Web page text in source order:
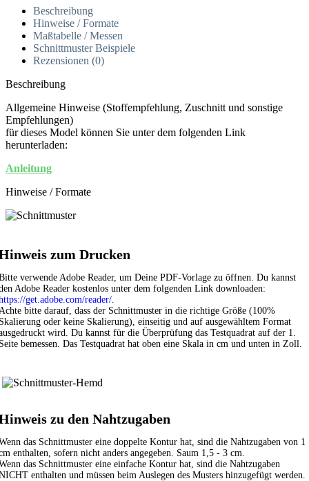
Beschreibung
Hinweise / Formate
Maßtabelle / Messen
Schnittmuster Beispiele
Rezensionen (0)
Beschreibung
Allgemeine Hinweise (Stoffempfehlung, Zuschnitt und sonstige
Empfehlungen)
für dieses Model können Sie unter dem folgenden Link
herunterladen:
Anleitung
Hinweise / Formate
zum Drucken
verwende Adobe Reader, um Deine PDF-Vorlage zu öffnen. Du kannst
Adobe Reader kostenlos unter dem folgenden Link downloaden:
get.adobe.com/reader/.
bitte darauf, dass der Schnittmuster in die richtige Größe (100%
oder keine Skalierung), einseitig und auf ausgewähltem Format
wird. Du kannst für die Überprüfung das Testquadrat auf der 1.
bemessen. Das Testquadrat hat oben eine Skala in cm und unten in Zoll.
zu den Nahtzugaben
das Schnittmuster eine doppelte Kontur hat, sind die Nahtzugaben von 1
enthalten, sofern nicht anders angegeben. Saum 1,5 - 3 cm.
das Schnittmuster eine einfache Kontur hat, sind die Nahtzugaben
enthalten und müssen beim Auslegen des Musters hinzugefügt werden.